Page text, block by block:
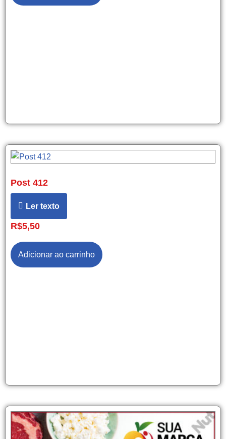
Post 412
Ler texto
R$5,50
Adicionar ao carrinho